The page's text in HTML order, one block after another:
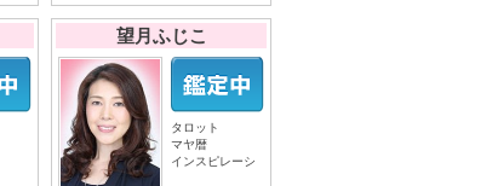
望月ふじこ
タロット
マヤ暦
インスピレーシ